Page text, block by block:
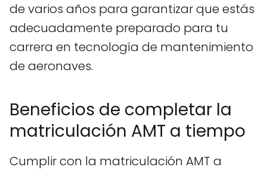
de varios años para garantizar que estás
adecuadamente preparado para tu
carrera en tecnología de mantenimiento
de aeronaves.
Beneficios de completar la
matriculación AMT a tiempo
Cumplir con la matriculación AMT a